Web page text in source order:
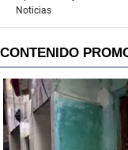
Noticias